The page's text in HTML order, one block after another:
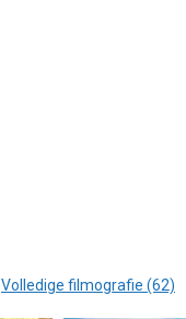
Volledige filmografie (62)